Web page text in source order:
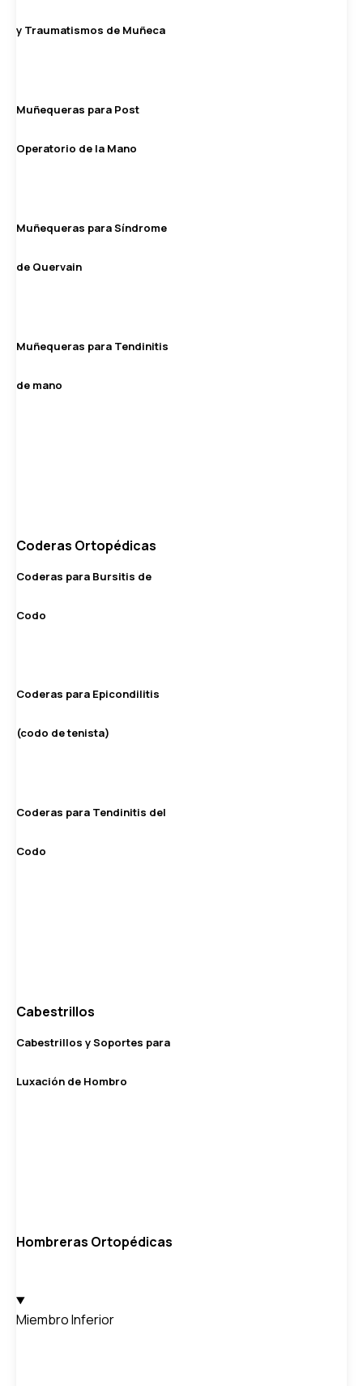
y Traumatismos de Muñeca
Muñequeras para Post
Operatorio de la Mano
Muñequeras para Síndrome
de Quervain
Muñequeras para Tendinitis
de mano
Coderas Ortopédicas
Coderas para Bursitis de
Codo
Coderas para Epicondilitis
(codo de tenista)
Coderas para Tendinitis del
Codo
Cabestrillos
Cabestrillos y Soportes para
Luxación de Hombro
Hombreras Ortopédicas
Miembro Inferior